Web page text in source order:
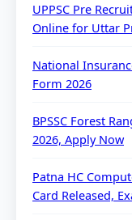
UPPSC Pre
Online for Uttar
National
Form 2026
BPSSC Forest
2026, Apply Now
Patna HC
Card Released,